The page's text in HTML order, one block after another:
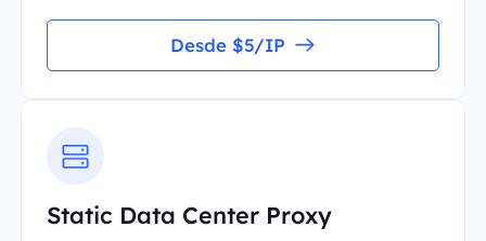
Desde $5/IP
Static Data Center Proxy